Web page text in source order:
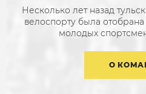
Несколько лет назад
велоспорту была
молодых
О